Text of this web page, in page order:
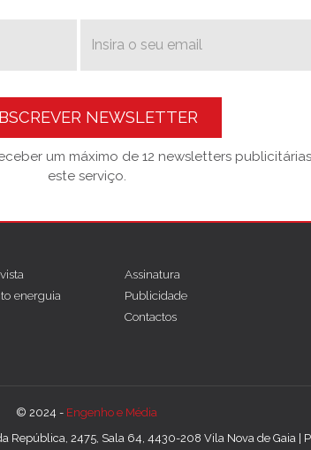
NEWSLETTER
um máximo de 12 newsletters
este serviço.
energuia
Assinatura
Publicidade
Contactos
© 2024 - Engenho e Média
República, 2475, Sala 64, 4430-208 Vila Nova de Gaia |